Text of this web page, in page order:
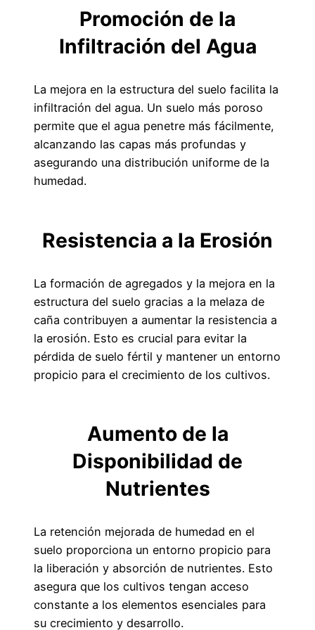
Promoción de la
Infiltración del Agua
La mejora en la estructura del suelo facilita la
infiltración del agua. Un suelo más poroso
permite que el agua penetre más fácilmente,
alcanzando las capas más profundas y
asegurando una distribución uniforme de la
humedad.
Resistencia a la Erosión
La formación de agregados y la mejora en la
estructura del suelo gracias a la melaza de
caña contribuyen a aumentar la resistencia a
la erosión. Esto es crucial para evitar la
pérdida de suelo fértil y mantener un entorno
propicio para el crecimiento de los cultivos.
Aumento de la
Disponibilidad de
Nutrientes
La retención mejorada de humedad en el
suelo proporciona un entorno propicio para
la liberación y absorción de nutrientes. Esto
asegura que los cultivos tengan acceso
constante a los elementos esenciales para
su crecimiento y desarrollo.